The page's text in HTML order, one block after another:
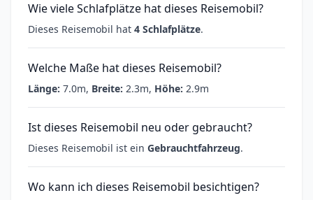
Wie viele Schlafplätze hat dieses Reisemobil?
Dieses Reisemobil hat 4 Schlafplätze.
Welche Maße hat dieses Reisemobil?
Länge: 7.0m, Breite: 2.3m, Höhe: 2.9m
Ist dieses Reisemobil neu oder gebraucht?
Dieses Reisemobil ist ein Gebrauchtfahrzeug.
Wo kann ich dieses Reisemobil besichtigen?